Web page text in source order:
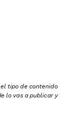
tipo de contenido
lo vas a publicar y